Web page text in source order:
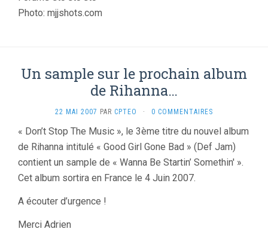
Photo: mjjshots.com
Un sample sur le prochain album
de Rihanna…
22 MAI 2007 PAR CPTEO · 0 COMMENTAIRES
« Don’t Stop The Music », le 3ème titre du nouvel album
de Rihanna intitulé « Good Girl Gone Bad » (Def Jam)
contient un sample de « Wanna Be Startin’ Somethin' ».
Cet album sortira en France le 4 Juin 2007.
A écouter d’urgence !
Merci Adrien